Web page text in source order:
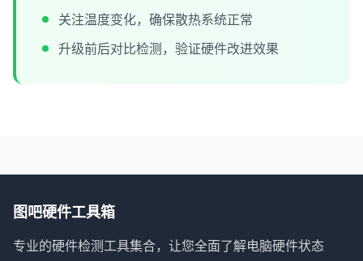
关注温度变化，确保散热系统正常
升级前后对比检测，验证硬件改进效果
图吧硬件工具箱
专业的硬件检测工具集合，让您全面了解电脑硬件状态